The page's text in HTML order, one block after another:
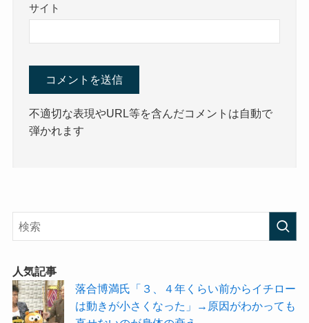
サイト
不適切な表現やURL等を含んだコメントは自動で
弾かれます
人気記事
落合博満氏「３、４年くらい前からイチロー
は動きが小さくなった」→原因がわかっても